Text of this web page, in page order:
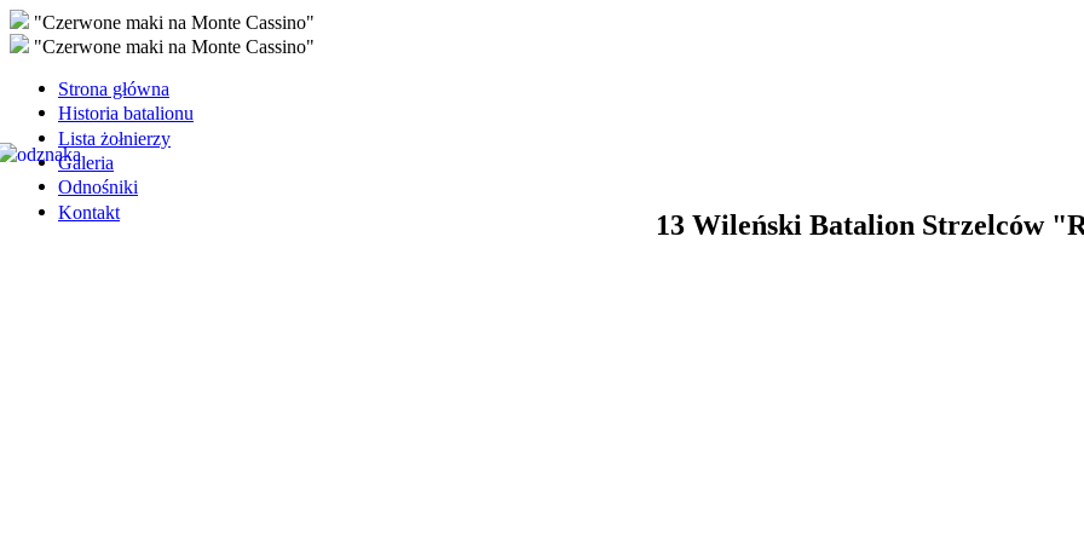
"Czerwone maki na Monte Cassino"
"Czerwone maki na Monte Cassino"
Strona główna
Historia batalionu
Lista żołnierzy
Galeria
Odnośniki
Kontakt
13 Wileński Batalion Strzelców